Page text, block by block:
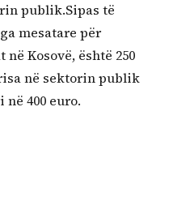
publik.Sipas të
mesatare për
Kosovë, është 250
në sektorin publik
në 400 euro.